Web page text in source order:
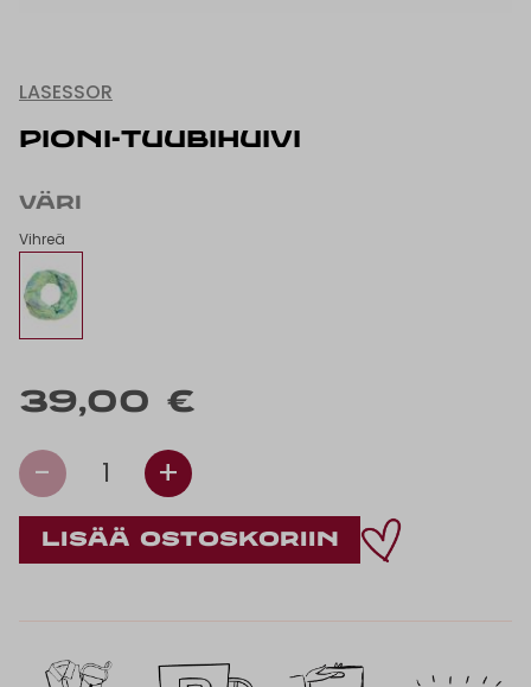
LASESSOR
PIONI-TUUBIHUIVI
VÄRI
Vihreä
39,00 €
- 1 +